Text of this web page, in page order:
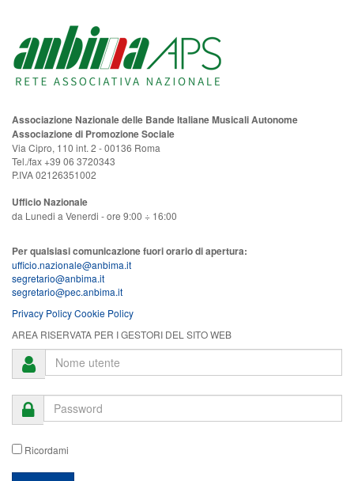
Associazione Nazionale delle Bande Italiane Musicali Autonome
Associazione di Promozione Sociale
Via Cipro, 110 int. 2 - 00136 Roma
Tel./fax +39 06 3720343
P.IVA 02126351002
Ufficio Nazionale
da Lunedi a Venerdi - ore 9:00 ÷ 16:00
Per qualsiasi comunicazione fuori orario di apertura:
ufficio.nazionale@anbima.it
segretario@anbima.it
segretario@pec.anbima.it
Privacy PolicyCookie Policy
AREA RISERVATA PER I GESTORI DEL SITO WEB
Ricordami